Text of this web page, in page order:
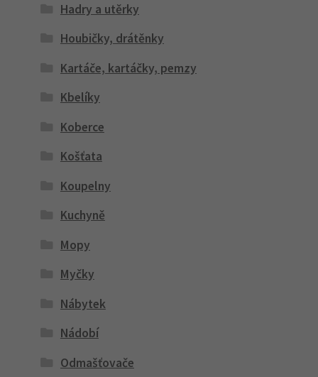
Hadry a utěrky
Houbičky, drátěnky
Kartáče, kartáčky, pemzy
Kbelíky
Koberce
Košťata
Koupelny
Kuchyně
Mopy
Myčky
Nábytek
Nádobí
Odmašťovače